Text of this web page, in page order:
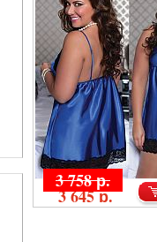
3 758 р.
3 645 р.